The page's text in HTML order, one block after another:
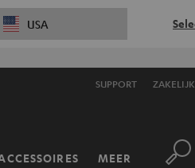
USA
SUPPORT
MEER Zoeken